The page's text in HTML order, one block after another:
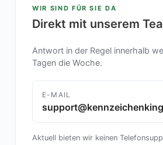
WIR SIND FÜR SIE DA
Direkt mit unserem
Antwort in der Regel innerhalb
Tagen die Woche.
E-MAIL
Aktuell bieten wir keinen